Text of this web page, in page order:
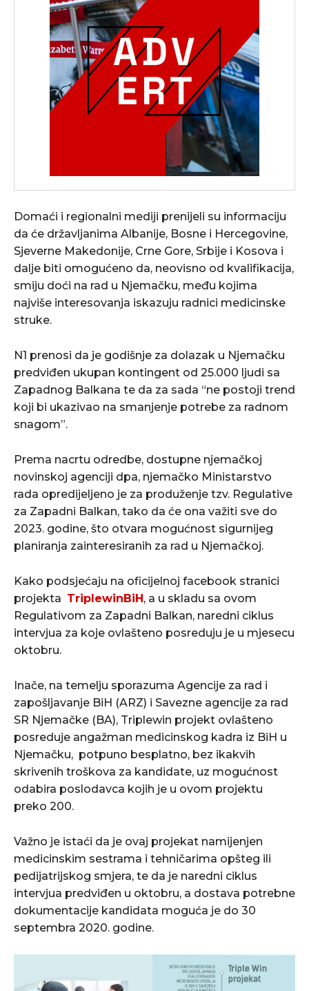
Domaći i regionalni mediji prenijeli su informaciju
da će državljanima Albanije, Bosne i Hercegovine,
Sjeverne Makedonije, Crne Gore, Srbije i Kosova i
dalje biti omogućeno da, neovisno od kvalifikacija,
smiju doći na rad u Njemačku, među kojima
najviše interesovanja iskazuju radnici medicinske
struke.
N1 prenosi da je godišnje za dolazak u Njemačku
predviđen ukupan kontingent od 25.000 ljudi sa
Zapadnog Balkana te da za sada “ne postoji trend
koji bi ukazivao na smanjenje potrebe za radnom
snagom”.
Prema nacrtu odredbe, dostupne njemačkoj
novinskoj agenciji dpa, njemačko Ministarstvo
rada opredijeljeno je za produženje tzv. Regulative
za Zapadni Balkan, tako da će ona važiti sve do
2023. godine, što otvara mogućnost sigurnijeg
planiranja zainteresiranih za rad u Njemačkoj.
Kako podsjećaju na oficijelnoj facebook stranici
projekta TriplewinBiH, a u skladu sa ovom
Regulativom za Zapadni Balkan, naredni ciklus
intervjua za koje ovlašteno posreduju je u mjesecu
oktobru.
Inače, na temelju sporazuma Agencije za rad i
zapošljavanje BiH (ARZ) i Savezne agencije za rad
SR Njemačke (BA), Triplewin projekt ovlašteno
posreduje angažman medicinskog kadra iz BiH u
Njemačku, potpuno besplatno, bez ikakvih
skrivenih troškova za kandidate, uz mogućnost
odabira poslodavca kojih je u ovom projektu
preko 200.
Važno je istaći da je ovaj projekat namijenjen
medicinskim sestrama i tehničarima opšteg ili
pedijatrijskog smjera, te da je naredni ciklus
intervjua predviđen u oktobru, a dostava potrebne
dokumentacije kandidata moguća je do 30
septembra 2020. godine.